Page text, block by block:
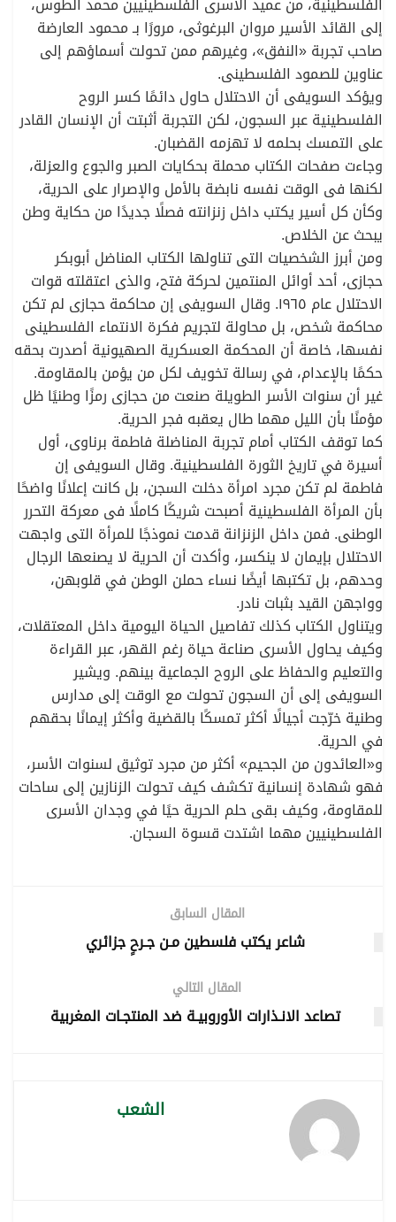
إلى القائد الأسير مروان البرغوثى، مرورًا بـ محمود العارضة
صاحب تجربة «النفق»، وغيرهم ممن تحولت أسماؤهم إلى
عناوين للصمود الفلسطينى.
ويؤكد السويفى أن الاحتلال حاول دائمًا كسر الروح
الفلسطينية عبر السجون، لكن التجربة أثبتت أن الإنسان القادر
على التمسك بحلمه لا تهزمه القضبان.
وجاءت صفحات الكتاب محملة بحكايات الصبر والجوع والعزلة،
لكنها فى الوقت نفسه نابضة بالأمل والإصرار على الحرية،
وكأن كل أسير يكتب داخل زنزانته فصلًا جديدًا من حكاية وطن
يبحث عن الخلاص.
ومن أبرز الشخصيات التى تناولها الكتاب المناضل أبوبكر
حجازى، أحد أوائل المنتمين لحركة فتح، والذى اعتقلته قوات
الاحتلال عام ١٩٦٥. وقال السويفى إن محاكمة حجازى لم تكن
محاكمة شخص، بل محاولة لتجريم فكرة الانتماء الفلسطينى
نفسها، خاصة أن المحكمة العسكرية الصهيونية أصدرت بحقه
حكمًا بالإعدام، في رسالة تخويف لكل من يؤمن بالمقاومة.
غير أن سنوات الأسر الطويلة صنعت من حجازى رمزًا وطنيًا ظل
مؤمنًا بأن الليل مهما طال يعقبه فجر الحرية.
كما توقف الكتاب أمام تجربة المناضلة فاطمة برناوى، أول
أسيرة في تاريخ الثورة الفلسطينية. وقال السويفى إن
فاطمة لم تكن مجرد امرأة دخلت السجن، بل كانت إعلانًا واضحًا
بأن المرأة الفلسطينية أصبحت شريكًا كاملًا فى معركة التحرر
الوطنى. فمن داخل الزنزانة قدمت نموذجًا للمرأة التى واجهت
الاحتلال بإيمان لا ينكسر، وأكدت أن الحرية لا يصنعها الرجال
وحدهم، بل تكتبها أيضًا نساء حملن الوطن في قلوبهن،
وواجهن القيد بثبات نادر.
ويتناول الكتاب كذلك تفاصيل الحياة اليومية داخل المعتقلات،
وكيف يحاول الأسرى صناعة حياة رغم القهر، عبر القراءة
والتعليم والحفاظ على الروح الجماعية بينهم. ويشير
السويفى إلى أن السجون تحولت مع الوقت إلى مدارس
وطنية خرّجت أجيالًا أكثر تمسكًا بالقضية وأكثر إيمانًا بحقهم
في الحرية.
و«العائدون من الجحيم» أكثر من مجرد توثيق لسنوات الأسر،
فهو شهادة إنسانية تكشف كيف تحولت الزنازين إلى ساحات
للمقاومة، وكيف بقى حلم الحرية حيًا في وجدان الأسرى
الفلسطينيين مهما اشتدت قسوة السجان.
المقال السابق
شاعر يكتب فلسطين مـن جـرحٍ جزائري
المقال التالي
تصاعد الانـذارات الأوروبيـة ضد المنتجـات المغربية
الشعب